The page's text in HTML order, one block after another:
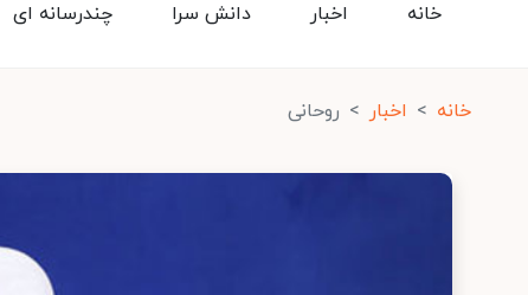
چندرسانه ای دانش سرا اخبار خانه
خانه اخبار روحانی